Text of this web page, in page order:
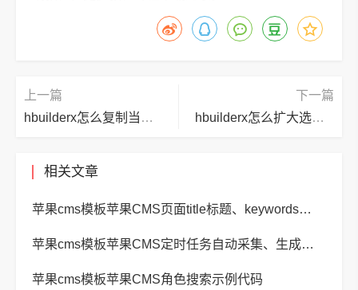
上一篇
hbuilderx怎么复制当前所在行？hbuilderx复制当前所在行教程
下一篇
hbuilderx怎么扩大选择区域？hbuilderx扩大选择区域教程
相关文章
苹果cms模板苹果CMS页面title标题、keywords关键词、description描述SEO优化
苹果cms模板苹果CMS定时任务自动采集、生成、推送
苹果cms模板苹果CMS角色搜索示例代码